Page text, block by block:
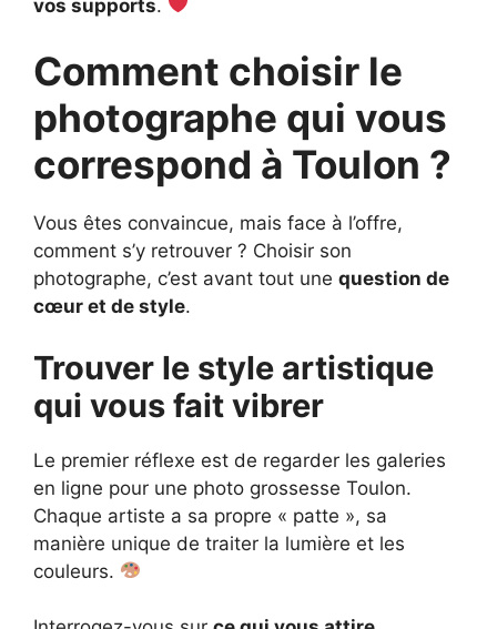
vos supports.
Comment choisir le
photographe qui vous
correspond à Toulon ?
Vous êtes convaincue, mais face à l’offre,
comment s’y retrouver ? Choisir son
photographe, c’est avant tout une question de
cœur et de style.
Trouver le style artistique
qui vous fait vibrer
Le premier réflexe est de regarder les galeries
en ligne pour une photo grossesse Toulon.
Chaque artiste a sa propre « patte », sa
manière unique de traiter la lumière et les
couleurs.